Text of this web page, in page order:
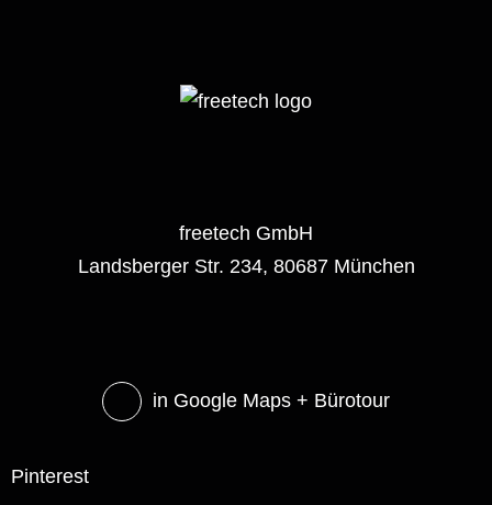
freetech GmbH
Landsberger Str. 234, 80687 München
in Google Maps + Bürotour
Pinterest